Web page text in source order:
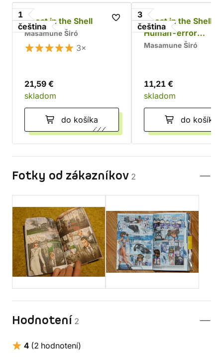
1
čeština
Ghost in the Shell
Masamune Širó
3×
21,59 €
skladom
do košíka
3
čeština
Ghost in the Shell
Human-error
processor
Masamune Širó
11,21 €
skladom
do košíka
Fotky od zákazníkov 2
Hodnotení 2
4 (2 hodnotení)